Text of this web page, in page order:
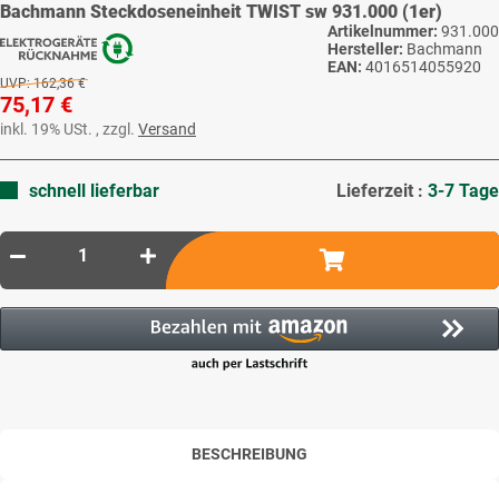
Bachmann Steckdoseneinheit TWIST sw 931.000 (1er)
Artikelnummer: 931.000
Hersteller: Bachmann
EAN: 4016514055920
UVP: 162,36 €
75,17 €
inkl. 19% USt. , zzgl. Versand
schnell lieferbar Lieferzeit : 3-7 Tage
BESCHREIBUNG